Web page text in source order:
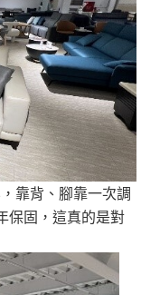
靠背、腳靠一次調
保固，這真的是對